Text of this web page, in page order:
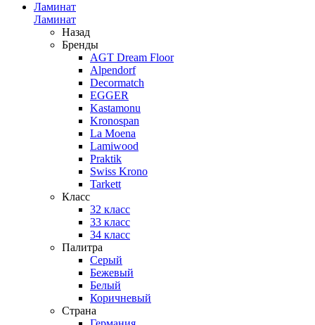
Ламинат
Ламинат
Назад
Бренды
AGT Dream Floor
Alpendorf
Decormatch
EGGER
Kastamonu
Kronospan
La Moena
Lamiwood
Praktik
Swiss Krono
Tarkett
Класс
32 класс
33 класс
34 класс
Палитра
Серый
Бежевый
Белый
Коричневый
Страна